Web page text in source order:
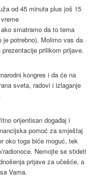
od 45 minuta plus još 15
smatramo da to tema
potrebno). Molimo vas da
prilikom prijave.
kongres i da će na
sveta, radovi i izlaganje
orijentisan događaj i
pomoć za smještaj
oko toga biće moguć, tek
radionoce. Nemojte se stideti
prijave za učešće, a
Vama.